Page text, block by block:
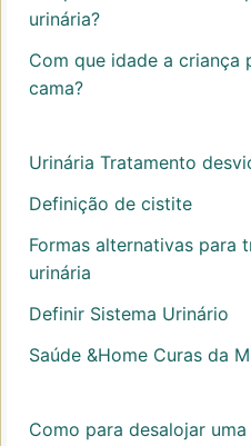
urinária?
Com que idade a criança
cama?
Urinária Tratamento
Definição de cistite
Formas alternativas para
urinária
Definir Sistema Urinário
Saúde &Home Curas da
Como para desalojar